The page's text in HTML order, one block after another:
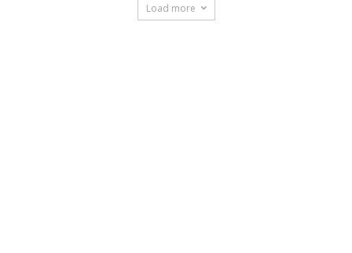
Load more